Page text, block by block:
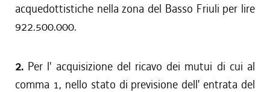
acquedottistiche nella zona del Basso Friuli per lire
922.500.000.
2. Per l' acquisizione del ricavo dei mutui di cui al
comma 1, nello stato di previsione dell' entrata del